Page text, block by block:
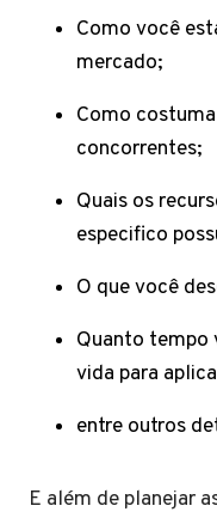
Como você
mercado;
Como
concorrentes;
Quais os
especifico
O que você
Quanto tempo
vida para
entre outros
E além de planejar